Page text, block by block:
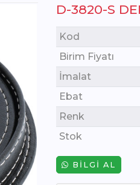
D-3820-S
Kod
Birim Fiyatı
İmalat
Ebat
Renk
Stok
BILGI AL